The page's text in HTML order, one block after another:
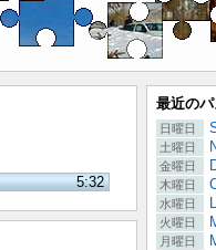
5:32
最近の
日曜日
土曜日
金曜日
木曜日
水曜日
火曜日
月曜日